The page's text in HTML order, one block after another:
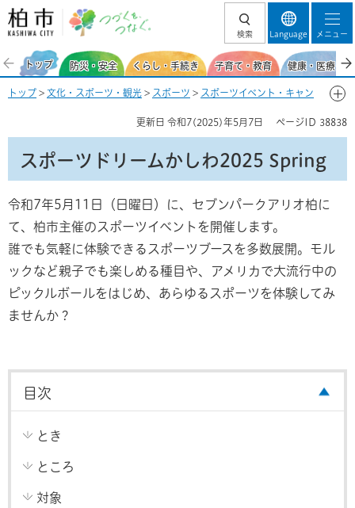
柏市 つづくを、
検索 Language メニュー
トップ 防災・安全 くらし・手続き 子育て・教育 健康・医療・
トップ > 文化・スポーツ・観光 > スポーツ > スポーツイベント・キャン
更新日 令和7(2025)年5月7日 ページID 38838
スポーツドリームかしわ2025 Spring
令和7年5月11日（日曜日）に、セブンパークアリオ柏に
て、柏市主催のスポーツイベントを開催します。
誰でも気軽に体験できるスポーツブースを多数展開。モル
ックなど親子でも楽しめる種目や、アメリカで大流行中の
ピックルボールをはじめ、あらゆるスポーツを体験してみ
ませんか？
目次
とき
ところ
対象